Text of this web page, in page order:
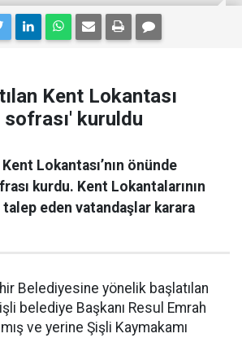
Kent Lokantası
kuruldu
Lokantası’nın önünde
kurdu. Kent Lokantalarının
talep eden vatandaşlar karara
Belediyesine yönelik başlatılan
belediye Başkanı Resul Emrah
ve yerine Şişli Kaymakamı